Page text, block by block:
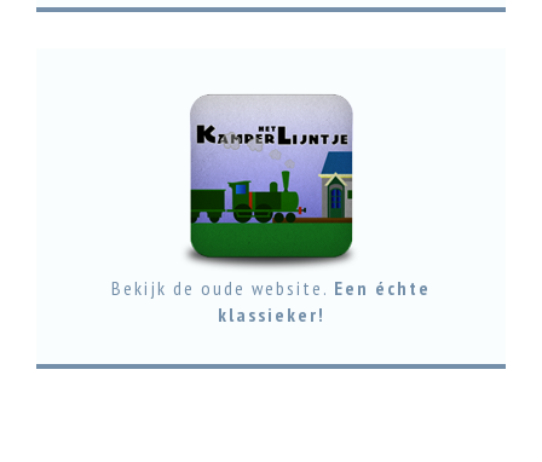
Bekijk de oude website. Een échte
klassieker!